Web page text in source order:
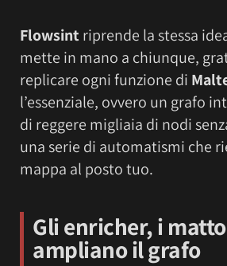
Flowsint riprende la stessa
mette in mano a chiunque,
replicare ogni funzione di
l’essenziale, ovvero un grafo
di reggere migliaia di nodi
una serie di automatismi che
mappa al posto tuo.
Gli enricher, i
ampliano il grafo